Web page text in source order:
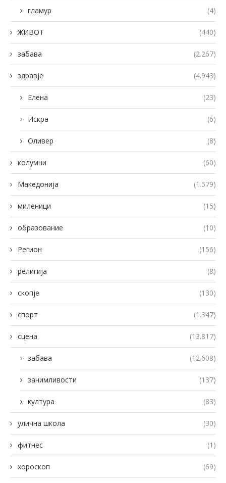
гламур (4)
ЖИВОТ (440)
забава (2.267)
здравје (4.943)
Елена (23)
Искра (6)
Оливер (8)
колумни (60)
Македонија (1.579)
миленици (15)
образование (10)
Регион (156)
религија (8)
скопје (130)
спорт (1.347)
сцена (13.817)
забава (12.608)
занимливости (137)
култура (83)
улична школа (30)
фитнес (1)
хороскоп (69)